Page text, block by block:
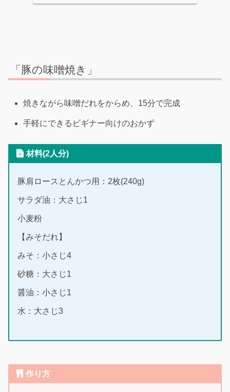
「豚の味噌焼き」
焼きながら味噌だれをからめ、15分で完成
手軽にできるビギナー向けのおかず
材料(2人分)
豚肩ロースとんかつ用：2枚(240g)
サラダ油：大さじ1
小麦粉
【みそだれ】
みそ：小さじ4
砂糖：大さじ1
醤油：小さじ1
水：大さじ3
作り方